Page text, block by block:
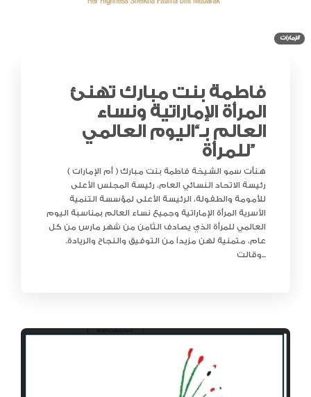
الإمارات
فاطمة بنت مبارك تهنئ
المرأة الإماراتية ونساء
العالم بـ“اليوم العالمي
للمرأة”
هنأت سمو الشيخة فاطمة بنت مبارك ( أم الإمارات )
رئيسة الاتحاد النسائي العام، رئيسة المجلس الأعلى
للأمومة والطفولة، الرئيسة الأعلى لمؤسسة التنمية
الأسرية المرأة الإماراتية وجميع نساء العالم بمناسبة اليوم
العالمي للمرأة الذي يصادف الثامن من شهر مارس من كل
عام، متمنية لهن مزيداً من التوفيق والنجاح والريادة.
وقالت...